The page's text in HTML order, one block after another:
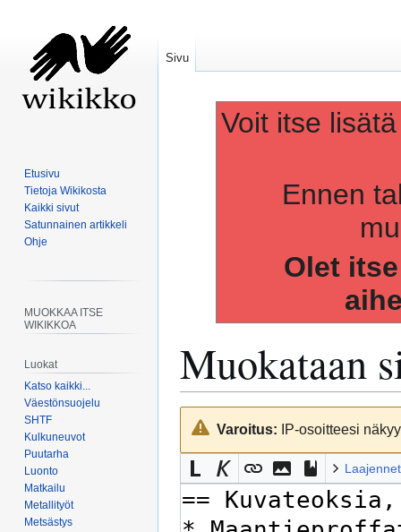
Voit itse
Ennen
Olet
Muokataan
Siirry
navigaatioon
Siirry
hakuunVaroitus: IP-osoitteesi
Sivu
Etusivu
Tietoja Wikikosta
Kaikki sivut
Satunnainen artikkeli
Ohje
MUOKKAA ITSE
WIKIKKOA
Luokat
Katso kaikki...
Väestönsuojelu
SHTF
Kulkuneuvot
Puutarha
Luonto
Matkailu
Metallityöt
Metsästys